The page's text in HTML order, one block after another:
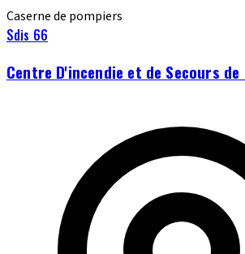
Caserne de pompiers
Sdis 66
Centre D'incendie et de Secours de